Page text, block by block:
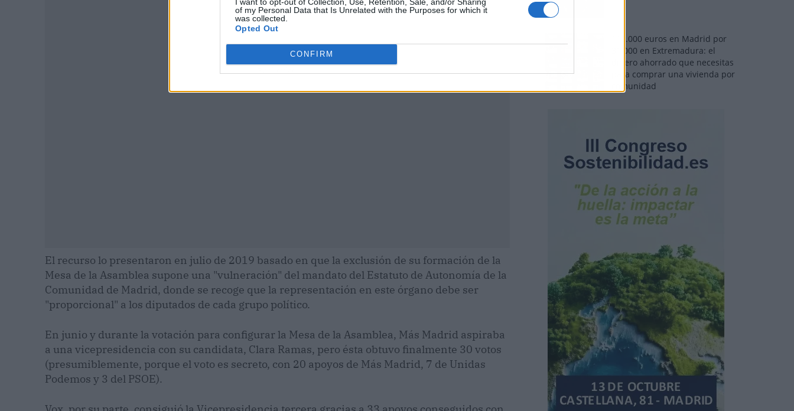
of my Personal Data that Is Unrelated with the Purposes for which it
was collected.
Opted Out
CONFIRM
El recurso lo presentaron en julio de 2019 basado en que la exclusión de su formación de la
Mesa de la Asamblea supone una "vulneración" del mandato del Estatuto de Autonomía de la
Comunidad de Madrid, donde se recoge que la representación en este órgano debe ser
"proporcional" a los diputados de cada grupo político.
En junio y durante la votación para configurar la Mesa de la Asamblea, Más Madrid aspiraba
a una vicepresidencia con su candidata, Clara Ramas, pero ésta obtuvo finalmente 30 votos
(presumiblemente, porque el voto es secreto, con 20 apoyos de Más Madrid, 7 de Unidas
Podemos y 3 del PSOE).
110.000 euros en Madrid por
31.000 en Extremadura: el
dinero ahorrado que necesitas
para comprar una vivienda por
comunidad